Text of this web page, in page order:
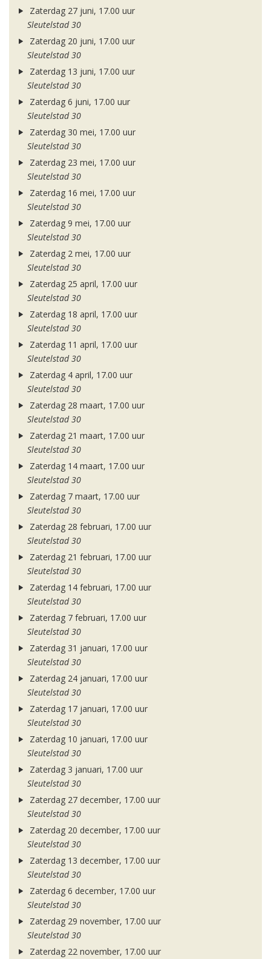
Zaterdag 27 juni, 17.00 uur
Sleutelstad 30
Zaterdag 20 juni, 17.00 uur
Sleutelstad 30
Zaterdag 13 juni, 17.00 uur
Sleutelstad 30
Zaterdag 6 juni, 17.00 uur
Sleutelstad 30
Zaterdag 30 mei, 17.00 uur
Sleutelstad 30
Zaterdag 23 mei, 17.00 uur
Sleutelstad 30
Zaterdag 16 mei, 17.00 uur
Sleutelstad 30
Zaterdag 9 mei, 17.00 uur
Sleutelstad 30
Zaterdag 2 mei, 17.00 uur
Sleutelstad 30
Zaterdag 25 april, 17.00 uur
Sleutelstad 30
Zaterdag 18 april, 17.00 uur
Sleutelstad 30
Zaterdag 11 april, 17.00 uur
Sleutelstad 30
Zaterdag 4 april, 17.00 uur
Sleutelstad 30
Zaterdag 28 maart, 17.00 uur
Sleutelstad 30
Zaterdag 21 maart, 17.00 uur
Sleutelstad 30
Zaterdag 14 maart, 17.00 uur
Sleutelstad 30
Zaterdag 7 maart, 17.00 uur
Sleutelstad 30
Zaterdag 28 februari, 17.00 uur
Sleutelstad 30
Zaterdag 21 februari, 17.00 uur
Sleutelstad 30
Zaterdag 14 februari, 17.00 uur
Sleutelstad 30
Zaterdag 7 februari, 17.00 uur
Sleutelstad 30
Zaterdag 31 januari, 17.00 uur
Sleutelstad 30
Zaterdag 24 januari, 17.00 uur
Sleutelstad 30
Zaterdag 17 januari, 17.00 uur
Sleutelstad 30
Zaterdag 10 januari, 17.00 uur
Sleutelstad 30
Zaterdag 3 januari, 17.00 uur
Sleutelstad 30
Zaterdag 27 december, 17.00 uur
Sleutelstad 30
Zaterdag 20 december, 17.00 uur
Sleutelstad 30
Zaterdag 13 december, 17.00 uur
Sleutelstad 30
Zaterdag 6 december, 17.00 uur
Sleutelstad 30
Zaterdag 29 november, 17.00 uur
Sleutelstad 30
Zaterdag 22 november, 17.00 uur